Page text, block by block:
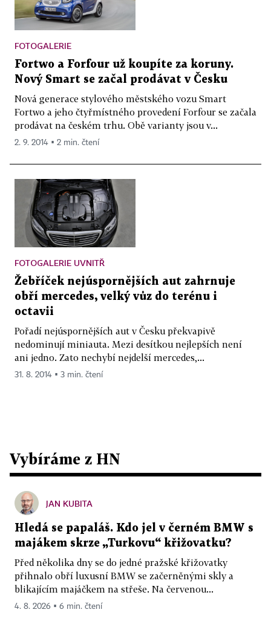
FOTOGALERIE
Fortwo a Forfour už koupíte za koruny.
Nový Smart se začal prodávat v Česku
Nová generace stylového městského vozu Smart
Fortwo a jeho čtyřmístného provedení Forfour se začala
prodávat na českém trhu. Obě varianty jsou v...
2. 9. 2014 ▪ 2 min. čtení
FOTOGALERIE UVNITŘ
Žebříček nejúspornějších aut zahrnuje
obří mercedes, velký vůz do terénu i
octavii
Pořadí nejúspornějších aut v Česku překvapivě
nedominují miniauta. Mezi desítkou nejlepších není
ani jedno. Zato nechybí nejdelší mercedes,...
31. 8. 2014 ▪ 3 min. čtení
Vybíráme z HN
JAN KUBITA
Hledá se papaláš. Kdo jel v černém BMW s
majákem skrze „Turkovu“ křižovatku?
Před několika dny se do jedné pražské křižovatky
přihnalo obří luxusní BMW se začerněnými skly a
blikajícím majáčkem na střeše. Na červenou...
4. 8. 2026 ▪ 6 min. čtení